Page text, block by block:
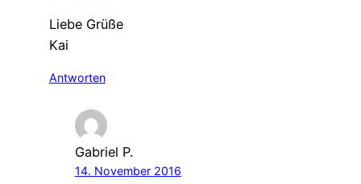
Liebe Grüße
Kai
Antworten
Gabriel P.
14. November 2016